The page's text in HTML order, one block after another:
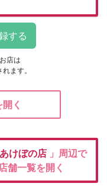
店は
ます。
く
けぼの店 」周辺で
舗一覧を開く